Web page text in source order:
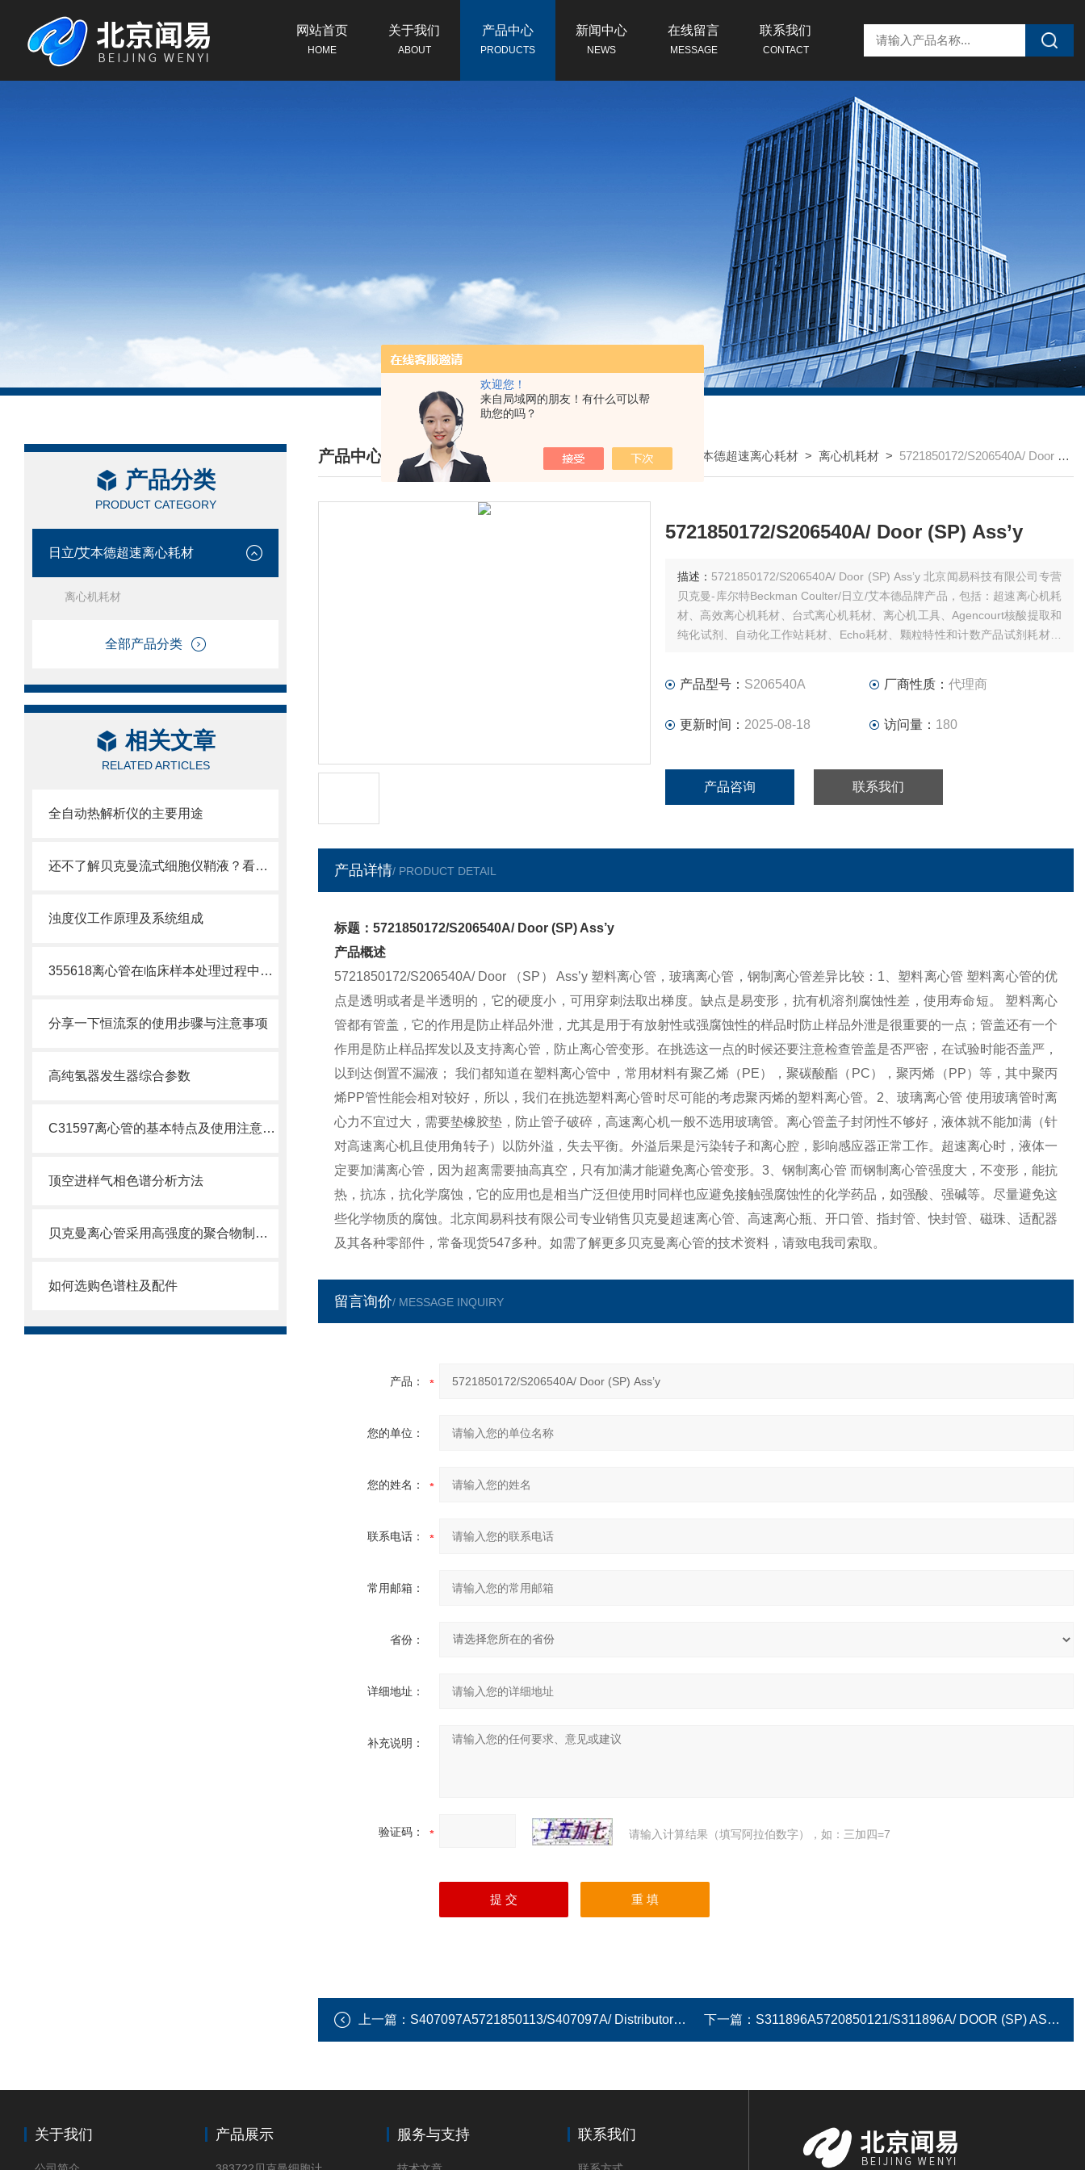
欢迎您！
来自局域网的朋友！有什么可以帮
助您的吗？
网站首页
HOME
关于我们
ABOUT
产品中心
PRODUCTS
新闻中心
NEWS
在线留言
MESSAGE
联系我们
CONTACT
产品分类
PRODUCT CATEGORY
日立/艾本德超速离心耗材
离心机耗材
全部产品分类
相关文章
RELATED ARTICLES
全自动热解析仪的主要用途
还不了解贝克曼流式细胞仪鞘液？看这里就对了！
浊度仪工作原理及系统组成
355618离心管在临床样本处理过程中的作用
分享一下恒流泵的使用步骤与注意事项
高纯氢器发生器综合参数
C31597离心管的基本特点及使用注意事项
顶空进样气相色谱分析方法
贝克曼离心管采用高强度的聚合物制造，具有优良的耐酸碱性
如何选购色谱柱及配件
产品中心
/ PRODUCTS CENTER
首页> 产品中心> 日立/艾本德超速离心耗材 >离心机耗材 > 5721850172/S206540A/ Door (SP) Ass’y
5721850172/S206540A/ Door (SP) Ass’y
描述： 5721850172/S206540A/ Door (SP) Ass’y 北京闻易科技有限公司专营
贝克曼-库尔特Beckman Coulter/日立/艾本德品牌产品，包括：超速离心机耗
材、高效离心机耗材、台式离心机耗材、离心机工具、Agencourt核酸提取和
纯化试剂、自动化工作站耗材、Echo耗材、颗粒特性和计数产品试剂耗材、
产品型号： S206540A 厂商性质： 代理商
更新时间： 2025-08-18 访问量： 180
产品咨询 联系我们
产品详情/ PRODUCT DETAIL
标题：5721850172/S206540A/ Door (SP) Ass’y
产品概述
5721850172/S206540A/ Door （SP） Ass’y 塑料离心管，玻璃离心管，钢制离心管差异比较：1、塑料离心管 塑料离心管的优
点是透明或者是半透明的，它的硬度小，可用穿刺法取出梯度。缺点是易变形，抗有机溶剂腐蚀性差，使用寿命短。 塑料离心
管都有管盖，它的作用是防止样品外泄，尤其是用于有放射性或强腐蚀性的样品时防止样品外泄是很重要的一点；管盖还有一个
作用是防止样品挥发以及支持离心管，防止离心管变形。在挑选这一点的时候还要注意检查管盖是否严密，在试验时能否盖严，
以到达倒置不漏液； 我们都知道在塑料离心管中，常用材料有聚乙烯（PE），聚碳酸酯（PC），聚丙烯（PP）等，其中聚丙
烯PP管性能会相对较好，所以，我们在挑选塑料离心管时尽可能的考虑聚丙烯的塑料离心管。2、玻璃离心管 使用玻璃管时离
心力不宜过大，需要垫橡胶垫，防止管子破碎，高速离心机一般不选用玻璃管。离心管盖子封闭性不够好，液体就不能加满（针
对高速离心机且使用角转子）以防外溢，失去平衡。外溢后果是污染转子和离心腔，影响感应器正常工作。超速离心时，液体一
定要加满离心管，因为超离需要抽高真空，只有加满才能避免离心管变形。3、钢制离心管 而钢制离心管强度大，不变形，能抗
热，抗冻，抗化学腐蚀，它的应用也是相当广泛但使用时同样也应避免接触强腐蚀性的化学药品，如强酸、强碱等。尽量避免这
些化学物质的腐蚀。北京闻易科技有限公司专业销售贝克曼超速离心管、高速离心瓶、开口管、指封管、快封管、磁珠、适配器
及其各种零部件，常备现货547多种。如需了解更多贝克曼离心管的技术资料，请致电我司索取。
留言询价/ MESSAGE INQUIRY
产品：
您的单位：
您的姓名：
联系电话：
常用邮箱：
省份：
详细地址：
补充说明：
验证码： 请输入计算结果（填写阿拉伯数字），如：三加四=7
上一篇： S407097A5721850113/S407097A/ Distributor Ass’y 下一篇： S311896A5720850121/S311896A/ DOOR (SP) ASSY
关于我们 产品展示 服务与支持 联系我们